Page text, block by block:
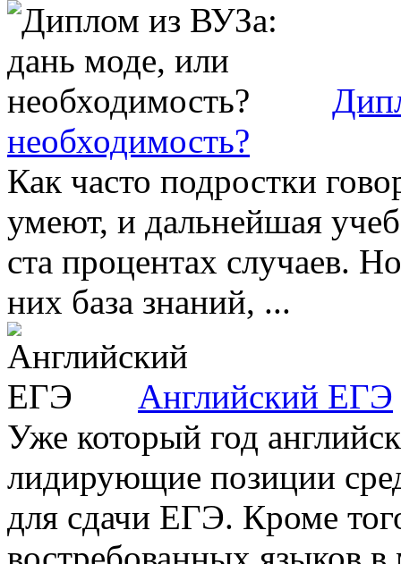
необходимость?
Как часто подростки
умеют, и дальнейшая
ста процентах случаев.
них база знаний, ...
Английский ЕГЭ
Уже который год
лидирующие позиции
для сдачи ЕГЭ. Кроме